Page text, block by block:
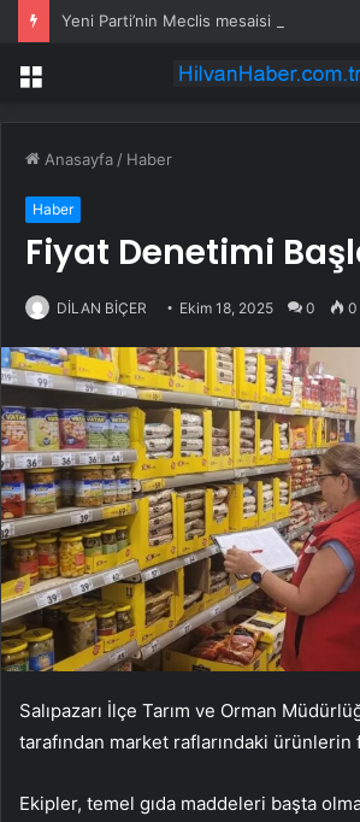
Menü
Anasayfa / Haber
Haber
Fiyat Denetimi
DİLAN BİÇER Ekim 18, 2025 0 0
Salıpazarı İlçe Tarım ve Orman
tarafından market raflarındaki ürünlerin
Ekipler, temel gıda maddeleri başta